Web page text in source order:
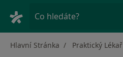
Co hledáte?
Hlavní Stránka Praktický Lékař